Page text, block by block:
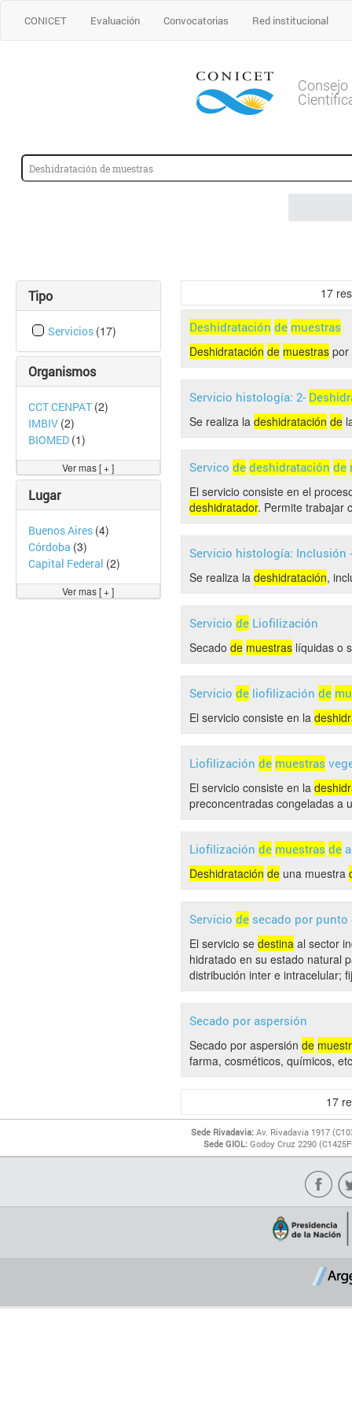
CONICET Evaluación Convocatorias Red institucional
Tipo
Servicios (17)
Organismos
CCT CENPAT (2)
IMBIV (2)
BIOMED (1)
Ver mas [ + ]
Lugar
Buenos Aires (4)
Córdoba (3)
Capital Federal (2)
Ver mas [ + ]
17
Deshidratación de muestras
Deshidratación de muestras
Servicio histología: 2-
Se realiza la deshidratación de
Servico de deshidratación de
El servicio consiste en el
deshidratador. Permite trabajar
Servicio histología: Inclusión
Se realiza la deshidratación,
Servicio de Liofilización
Secado de muestras líquidas o
Servicio de liofilización de
El servicio consiste en la
Liofilización de muestras
El servicio consiste en la
preconcentradas congeladas a
Liofilización de muestras de
Deshidratación de una muestra
Servicio de secado por
El servicio se destina al sector
hidratado en su estado natural
distribución inter e intracelular;
Secado por aspersión
Secado por aspersión de
farma, cosméticos, químicos,
17
Sede Rivadavia: Av. Rivadavia 1917
Sede GIOL: Godoy Cruz 2290